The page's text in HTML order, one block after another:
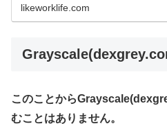
likeworklife.com
このことから
むことはありません。